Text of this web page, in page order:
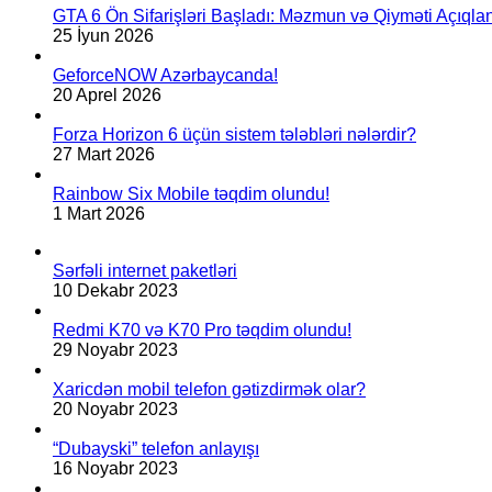
GTA 6 Ön Sifarişləri Başladı: Məzmun və Qiyməti
25 İyun 2026
GeforceNOW Azərbaycanda!
20 Aprel 2026
Forza Horizon 6 üçün sistem tələbləri nələrdir?
27 Mart 2026
Rainbow Six Mobile təqdim olundu!
1 Mart 2026
Sərfəli internet paketləri
10 Dekabr 2023
Redmi K70 və K70 Pro təqdim olundu!
29 Noyabr 2023
Xaricdən mobil telefon gətizdirmək olar?
20 Noyabr 2023
“Dubayski” telefon anlayışı
16 Noyabr 2023